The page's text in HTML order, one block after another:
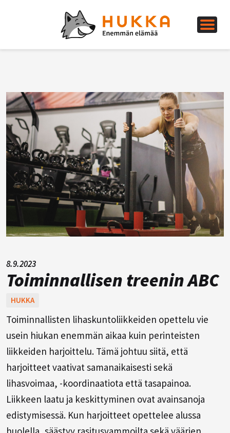
8.9.2023
Toiminnallisen treenin ABC
HUKKA
Toiminnallisten lihaskuntoliikkeiden opettelu vie
usein hiukan enemmän aikaa kuin perinteisten
liikkeiden harjoittelu. Tämä johtuu siitä, että
harjoitteet vaativat samanaikaisesti sekä
lihasvoimaa, -koordinaatiota että tasapainoa.
Liikkeen laatu ja keskittyminen ovat avainsanoja
edistymisessä. Kun harjoitteet opettelee alussa